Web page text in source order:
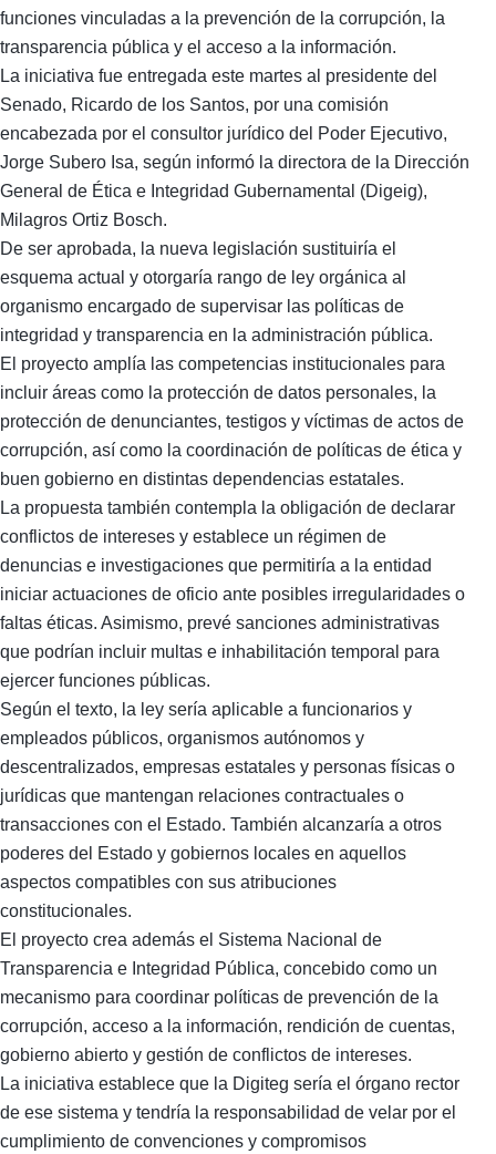
funciones vinculadas a la prevención de la corrupción, la
transparencia pública y el acceso a la información.
La iniciativa fue entregada este martes al presidente del
Senado, Ricardo de los Santos, por una comisión
encabezada por el consultor jurídico del Poder Ejecutivo,
Jorge Subero Isa, según informó la directora de la Dirección
General de Ética e Integridad Gubernamental (Digeig),
Milagros Ortiz Bosch.
De ser aprobada, la nueva legislación sustituiría el
esquema actual y otorgaría rango de ley orgánica al
organismo encargado de supervisar las políticas de
integridad y transparencia en la administración pública.
El proyecto amplía las competencias institucionales para
incluir áreas como la protección de datos personales, la
protección de denunciantes, testigos y víctimas de actos de
corrupción, así como la coordinación de políticas de ética y
buen gobierno en distintas dependencias estatales.
La propuesta también contempla la obligación de declarar
conflictos de intereses y establece un régimen de
denuncias e investigaciones que permitiría a la entidad
iniciar actuaciones de oficio ante posibles irregularidades o
faltas éticas. Asimismo, prevé sanciones administrativas
que podrían incluir multas e inhabilitación temporal para
ejercer funciones públicas.
Según el texto, la ley sería aplicable a funcionarios y
empleados públicos, organismos autónomos y
descentralizados, empresas estatales y personas físicas o
jurídicas que mantengan relaciones contractuales o
transacciones con el Estado. También alcanzaría a otros
poderes del Estado y gobiernos locales en aquellos
aspectos compatibles con sus atribuciones
constitucionales.
El proyecto crea además el Sistema Nacional de
Transparencia e Integridad Pública, concebido como un
mecanismo para coordinar políticas de prevención de la
corrupción, acceso a la información, rendición de cuentas,
gobierno abierto y gestión de conflictos de intereses.
La iniciativa establece que la Digiteg sería el órgano rector
de ese sistema y tendría la responsabilidad de velar por el
cumplimiento de convenciones y compromisos